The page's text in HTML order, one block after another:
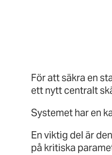
För att säkra en
ett nytt centralt
Systemet har en
En viktig del är
på kritiska